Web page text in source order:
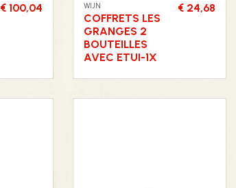
€ 100,04 WIJN
COFFRETS LES
GRANGES 2
BOUTEILLES
AVEC ETUI-1X
€ 24,68